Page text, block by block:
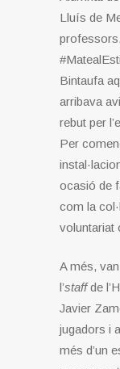
Lluís de
Bintaufa
arribava
rebut per
Per
ocasió de
com la
voluntariat
A més,
l’staffde
Javier
jugadors i
més d’un